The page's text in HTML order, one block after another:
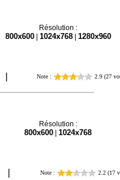
Résolution :
800x600| 1024x768| 1280x960
Résolution :
800x600 1024x768